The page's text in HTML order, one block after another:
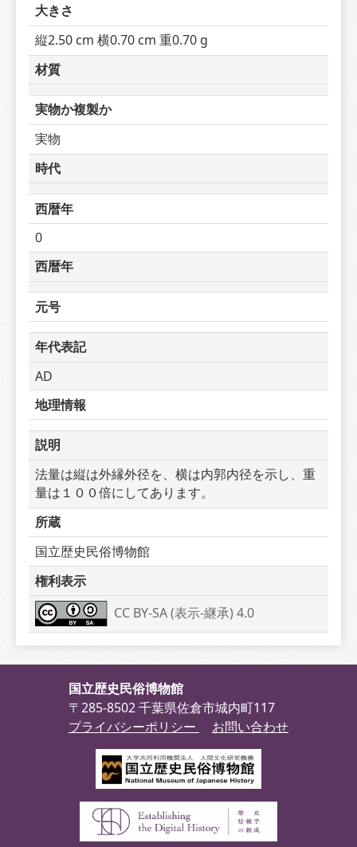
大きさ
縦2.50 cm 横0.70 cm 重0.70 g
材質
実物か複製か
実物
時代
西暦年
0
西暦年
元号
年代表記
AD
地理情報
説明
法量は縦は外縁外径を、横は内郭内径を示し、重
量は１００倍にしてあります。
所蔵
国立歴史民俗博物館
権利表示
CC BY-SA (表示-継承) 4.0
国立歴史民俗博物館
〒285-8502 千葉県佐倉市城内町117
プライバシーポリシー
お問い合わせ